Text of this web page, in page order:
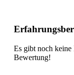
Es gibt noch keine
Bewertung!